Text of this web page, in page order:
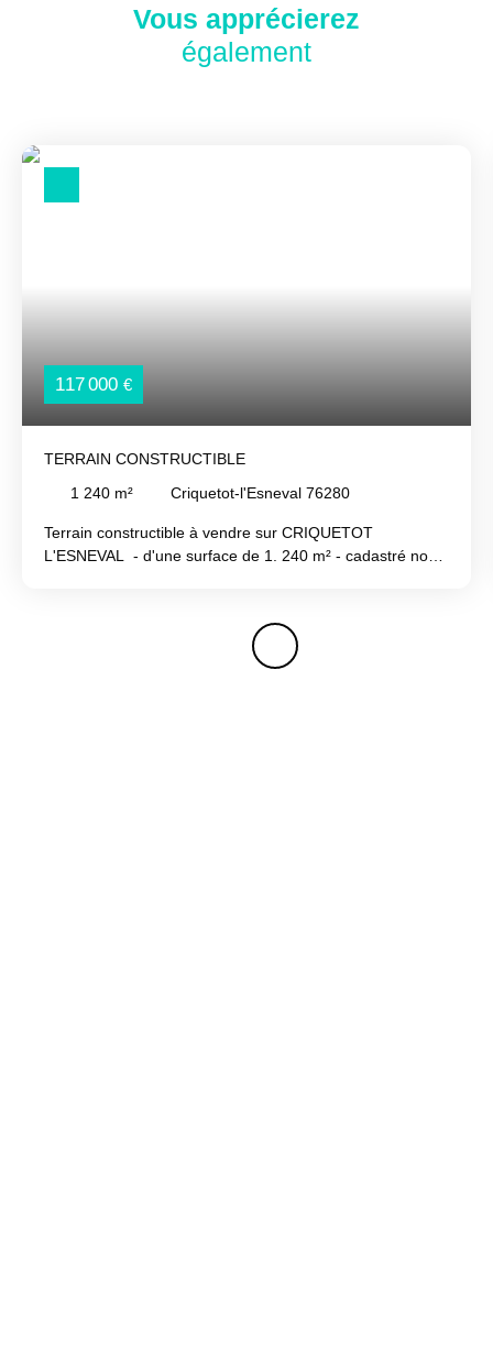
Vous apprécierez
également
117 000 €
TERRAIN CONSTRUCTIBLE
1 240 m² Criquetot-l'Esneval 76280
Terrain constructible à vendre sur CRIQUETOT
L'ESNEVAL - d'une surface de 1. 240 m² - cadastré non